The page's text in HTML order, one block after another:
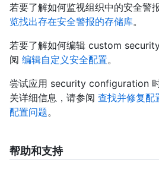
若要了解如何监视组织中的安全警
览找出存在安全警报的存储库。
若要了解如何编辑 custom
阅 编辑自定义安全配置。
尝试应用 security configuration
关详细信息，请参阅 查找并修复配
配置问题。
帮助和支持